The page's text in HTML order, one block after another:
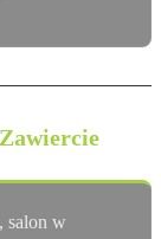
salon w